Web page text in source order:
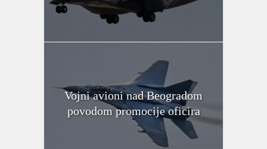
Vojni avioni nad Beogradom
povodom promocije oficira